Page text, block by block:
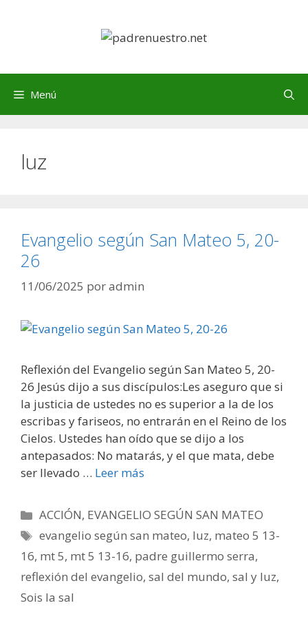
Menú
luz
Evangelio según San Mateo 5, 20-
26
11/06/2025 poradmin
Reflexión del Evangelio según San Mateo 5, 20-
26 Jesús dijo a sus discípulos:Les aseguro que si
la justicia de ustedes no es superior a la de los
escribas y fariseos, no entrarán en el Reino de los
Cielos. Ustedes han oído que se dijo a los
antepasados: No matarás, y el que mata, debe
ser llevado … Leer más
Categorías
ACCIÓN, EVANGELIO SEGÚN SAN MATEO
Etiquetas
evangelio según san mateo, luz, mateo 5 13-
16, mt 5, mt 5 13-16, padre guillermo serra,
reflexión del evangelio, sal del mundo, sal y luz,
Sois la sal